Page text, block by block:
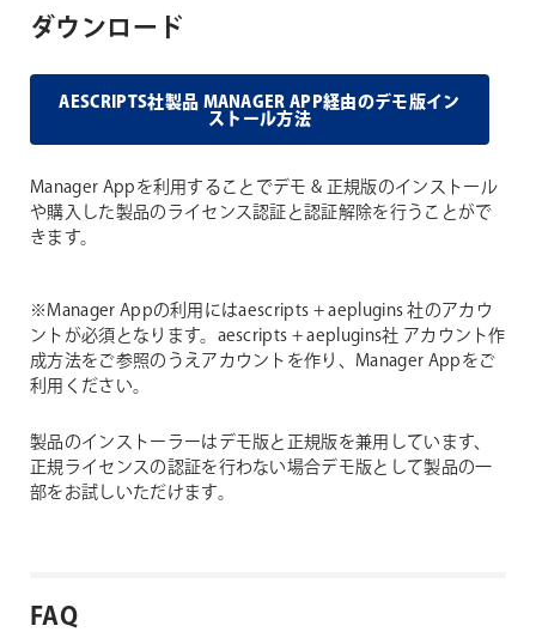
ダウンロード
AESCRIPTS社製品 MANAGER APP経由のデモ版イン
ストール方法
Manager Appを利用することでデモ & 正規版のインストール
や購入した製品のライセンス認証と認証解除を行うことがで
きます。
※Manager Appの利用にはaescripts + aeplugins 社のアカウ
ントが必須となります。aescripts + aeplugins社 アカウント作
成方法をご参照のうえアカウントを作り、Manager Appをご
利用ください。
製品のインストーラーはデモ版と正規版を兼用しています、
正規ライセンスの認証を行わない場合デモ版として製品の一
部をお試しいただけます。
FAQ